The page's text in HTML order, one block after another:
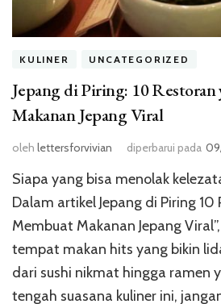
KULINER UNCATEGORIZED
Jepang di Piring: 10
Makanan Jepang Viral
oleh lettersforvivian diperbarui pada
Siapa yang bisa menolak
Dalam artikel Jepang di Piring 10
Membuat Makanan Jepang
tempat makan hits yang bikin
dari sushi nikmat hingga ramen
tengah suasana kuliner ini,